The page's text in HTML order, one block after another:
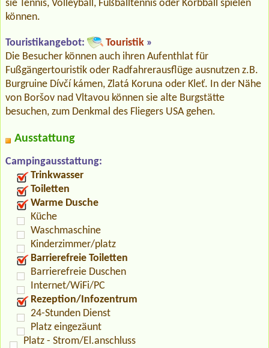
sie Tennis, Volleyball, Fußballtennis oder Korbball spielen
können.
Touristikangebot: Touristik »
Die Besucher können auch ihren Aufenthlat für
Fußgängertouristik oder Radfahrerausflüge ausnutzen z.B.
Burgruine Dívčí kámen, Zlatá Koruna oder Kleť. In der Nähe
von Boršov nad Vltavou können sie alte Burgstätte
besuchen, zum Denkmal des Fliegers USA gehen.
Ausstattung
Campingausstattung:
Trinkwasser
Toiletten
Warme Dusche
Küche
Waschmaschine
Kinderzimmer/platz
Barrierefreie Toiletten
Barrierefreie Duschen
Internet/WiFi/PC
Rezeption/Infozentrum
24-Stunden Dienst
Platz eingezäunt
Platz - Strom/El.anschluss